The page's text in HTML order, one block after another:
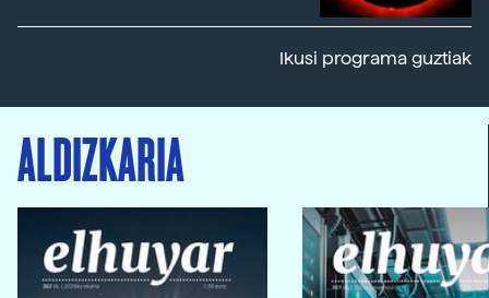
Ikusi programa guztiak
ALDIZKARIA